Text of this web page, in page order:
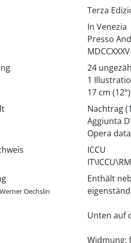
Terza
In Venezia
Presso
24
1
17 cm (12°)
Nachtrag
Aggiunta
Opera
ICCU
Oechslin
Enthält
Unten auf
Widmung: